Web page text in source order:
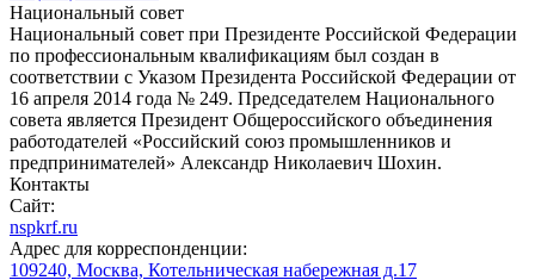
Национальный совет
Национальный совет при Президенте Российской Федерации
по профессиональным квалификациям был создан в
соответствии с Указом Президента Российской Федерации от
16 апреля 2014 года № 249. Председателем Национального
совета является Президент Общероссийского объединения
работодателей «Российский союз промышленников и
предпринимателей» Александр Николаевич Шохин.
Контакты
Сайт:
nspkrf.ru
Адрес для корреспонденции:
109240, Москва, Котельническая набережная д.17